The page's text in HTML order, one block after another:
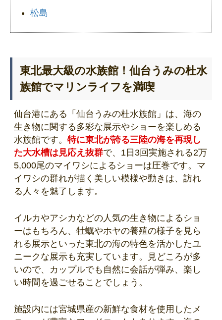
松島
東北最大級の水族館！仙台うみの杜水
族館でマリンライフを満喫
仙台港にある「仙台うみの杜水族館」は、海の
生き物に関する多彩な展示やショーを楽しめる
水族館です。 特に東北が誇る三陸の海を再現し
た大水槽は見応え抜群で、1日3回実施される2万
5,000尾のマイワシによるショーは圧巻です。マ
イワシの群れが描く美しい模様や動きは、訪れ
る人々を魅了します。
イルカやアシカなどの人気の生き物によるショ
ーはもちろん、牡蠣やホヤの養殖の様子を見ら
れる展示といった東北の海の特色を活かしたユ
ニークな展示も充実しています。見どころが多
いので、カップルでも自然に会話が弾み、楽し
い時間を過ごせることでしょう。
施設内には宮城県産の新鮮な食材を使用したメ